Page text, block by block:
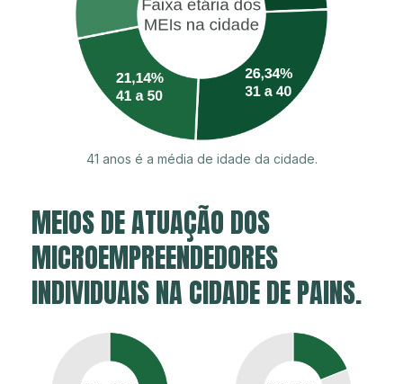
41 anos é a média de idade da cidade.
MEIOS DE ATUAÇÃO DOS
MICROEMPREENDEDORES
INDIVIDUAIS NA CIDADE DE PAINS.